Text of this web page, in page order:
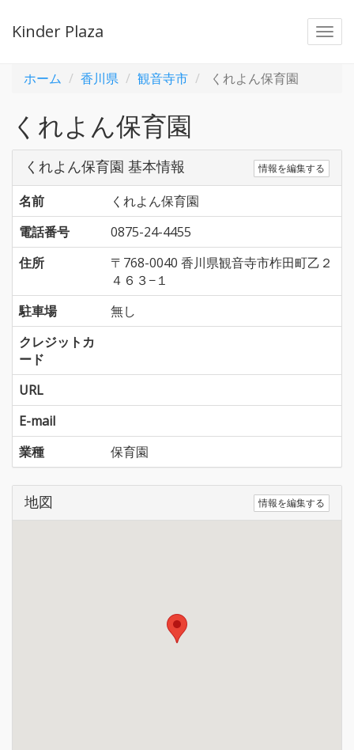
Kinder Plaza
ホーム 香川県 観音寺市 くれよん保育園
くれよん保育園
くれよん保育園 基本情報 情報を編集する
名前
くれよん保育園
電話番号
0875-24-4455
住所
〒768-0040 香川県観音寺市柞田町乙２
４６３−１
駐車場
無し
クレジットカ
ード
URL
E-mail
業種
保育園
地図 情報を編集する